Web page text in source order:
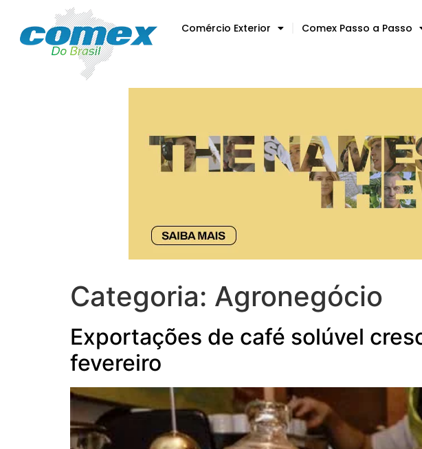
Comércio Exterior Comex Passo a Passo
Categoria: Agronegócio
Exportações de café solúvel
fevereiro